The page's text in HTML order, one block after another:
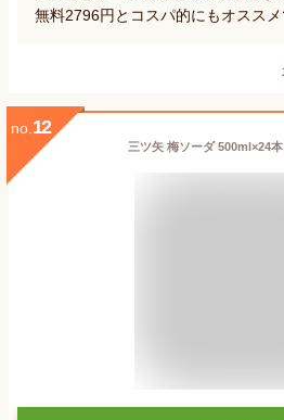
無料2796円とコスパ的にもオススメ
no. 12
三ツ矢 梅ソーダ 500ml×24